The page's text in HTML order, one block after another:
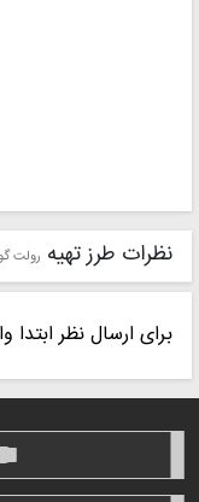
نظرات طرز تهیه رولت
برای ارسال نظر ابتدا